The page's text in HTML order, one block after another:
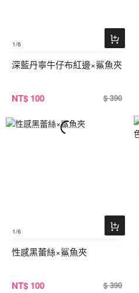
1/6
深藍丹寧牛仔布紅邊×鯊魚夾
NT$ 100 $ 390
1/6
性感黑蕾絲×鯊魚夾
NT$ 100 $ 390